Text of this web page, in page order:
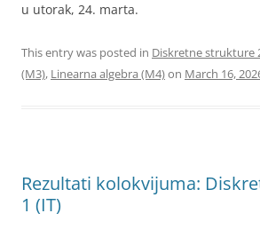
u utorak, 24. marta.
This entry was posted in Diskretne strukture
(M3), Linearna algebra (M4)on March 16,
Rezultati kolokvijuma:
1 (IT)